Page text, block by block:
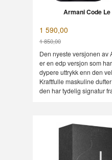
Armani Code
1 590,00
1 850,00
Rabatt
Den nyeste versjonen av
er en edp versjon som
dypere uttrykk enn den
Kraftfulle maskuline
den har tydelig signatur